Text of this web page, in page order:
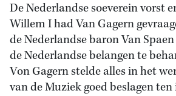
De Nederlandse soeverein vorst
Willem I had Van Gagern
de Nederlandse baron Van
de Nederlandse belangen te
Von Gagern stelde alles in het
van de Muziek goed beslagen